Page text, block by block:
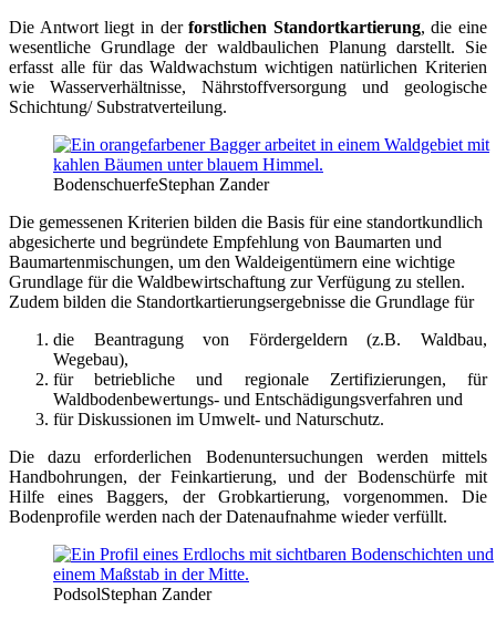
Die Antwort liegt in derforstlichen Standortkartierung, die eine
wesentliche Grundlage der waldbaulichen Planung darstellt. Sie
erfasst alle für das Waldwachstum wichtigen natürlichen Kriterien
wie Wasserverhältnisse, Nährstoffversorgung und geologische
Schichtung/ Substratverteilung.
BodenschuerfeStephan Zander
Die gemessenen Kriterien bilden die Basis für eine standortkundlich
abgesicherte und begründete Empfehlung von Baumarten und
Baumartenmischungen, um den Waldeigentümern eine wichtige
Grundlage für die Waldbewirtschaftung zur Verfügung zu stellen.
Zudem bilden die Standortkartierungsergebnisse die Grundlage für
die Beantragung von Fördergeldern (z.B. Waldbau,
Wegebau),
für betriebliche und regionale Zertifizierungen, für
Waldbodenbewertungs- und Entschädigungsverfahren und
für Diskussionen im Umwelt- und Naturschutz.
Die dazu erforderlichen Bodenuntersuchungen werden mittels
Handbohrungen, der Feinkartierung, und der Bodenschürfe mit
Hilfe eines Baggers, der Grobkartierung, vorgenommen. Die
Bodenprofile werden nach der Datenaufnahme wieder verfüllt.
PodsolStephan Zander